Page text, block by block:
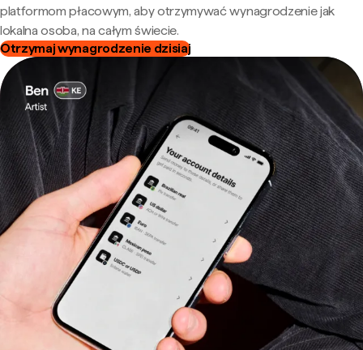
platformom płacowym, aby otrzymywać wynagrodzenie jak
lokalna osoba, na całym świecie.
Otrzymaj wynagrodzenie dzisiaj